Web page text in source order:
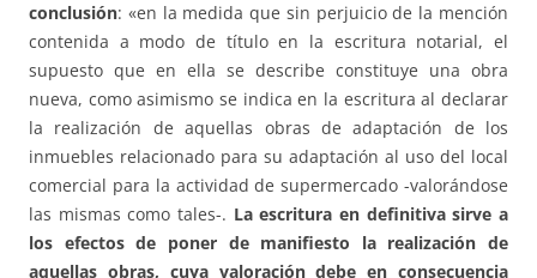
conclusión: «en la medida que sin perjuicio de la mención
contenida a modo de título en la escritura notarial, el
supuesto que en ella se describe constituye una obra
nueva, como asimismo se indica en la escritura al declarar
la realización de aquellas obras de adaptación de los
inmuebles relacionado para su adaptación al uso del local
comercial para la actividad de supermercado -valorándose
las mismas como tales-. La escritura en definitiva sirve a
los efectos de poner de manifiesto la realización de
aquellas obras, cuya valoración debe en consecuencia